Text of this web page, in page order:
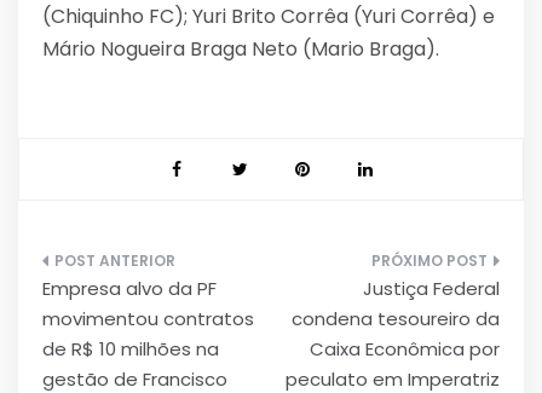
(Chiquinho FC); Yuri Brito Corrêa (Yuri Corrêa) e
Mário Nogueira Braga Neto (Mario Braga).
Navegação
de
Post
Empresa alvo da PF
movimentou contratos
de R$ 10 milhões na
gestão de Francisco
Justiça Federal
condena tesoureiro da
Caixa Econômica por
peculato em Imperatriz